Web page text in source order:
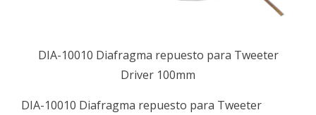
DIA-10010 Diafragma repuesto para Tweeter
Driver 100mm
DIA-10010 Diafragma repuesto para Tweeter